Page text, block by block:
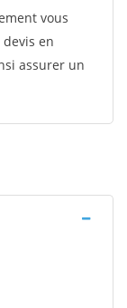
vous
en
assurer un